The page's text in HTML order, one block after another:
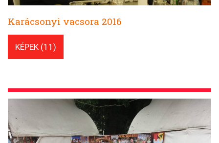
Karácsonyi vacsora 2016
KÉPEK (11)